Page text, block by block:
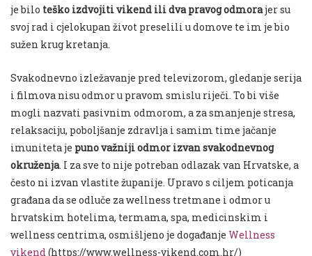
je bilo teško izdvojiti vikend ili dva pravog odmorajer su
svoj rad i cjelokupan život preselili u domove te im je bio
sužen krug kretanja.
Svakodnevno izležavanje pred televizorom, gledanje serija
i filmova nisu odmor u pravom smislu riječi. To bi više
mogli nazvati pasivnim odmorom, a za smanjenje stresa,
relaksaciju, poboljšanje zdravlja i samim time jačanje
imuniteta je puno važniji odmor izvan svakodnevnog
okruženja. I za sve to nije potreban odlazak van Hrvatske, a
često ni izvan vlastite županije. Upravo s ciljem poticanja
građana da se odluče za wellness tretmane i odmor u
hrvatskim hotelima, termama, spa, medicinskim i
wellness centrima, osmišljeno je događanje Wellness
vikend(https://www.wellness-vikend.com.hr/)